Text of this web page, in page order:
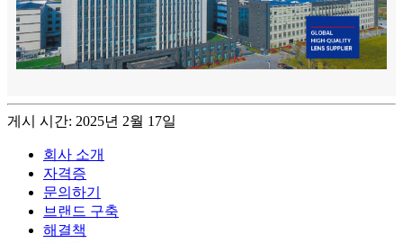
게시 시간: 2025년 2월 17일
회사 소개
자격증
문의하기
브랜드 구축
해결책